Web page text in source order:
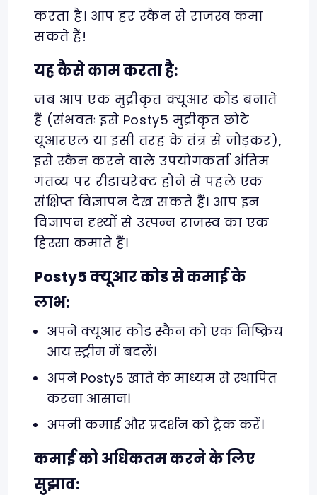
करता है। आप हर स्कैन से राजस्व कमा
सकते हैं!
यह कैसे काम करता है:
जब आप एक मुद्रीकृत क्यूआर कोड बनाते
हैं (संभवतः इसे Posty5 मुद्रीकृत छोटे
यूआरएल या इसी तरह के तंत्र से जोड़कर),
इसे स्कैन करने वाले उपयोगकर्ता अंतिम
गंतव्य पर रीडायरेक्ट होने से पहले एक
संक्षिप्त विज्ञापन देख सकते हैं। आप इन
विज्ञापन दृश्यों से उत्पन्न राजस्व का एक
हिस्सा कमाते हैं।
Posty5 क्यूआर कोड से कमाई के
लाभ:
अपने क्यूआर कोड स्कैन को एक निष्क्रिय
आय स्ट्रीम में बदलें।
अपने Posty5 खाते के माध्यम से स्थापित
करना आसान।
अपनी कमाई और प्रदर्शन को ट्रैक करें।
कमाई को अधिकतम करने के लिए
सुझाव: